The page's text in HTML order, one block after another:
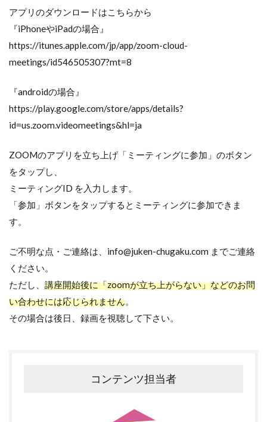
アプリのダウンロードはこちらから
『iPhoneやiPadの場合』
https://itunes.apple.com/jp/app/zoom-cloud-
meetings/id546505307?mt=8
『androidの場合』
https://play.google.com/store/apps/details?
id=us.zoom.videomeetings&hl=ja
ZOOMのアプリを立ち上げ「ミーティングに参加」のボタン
をタップし、
ミーティングID を入力します。
「参加」ボタンをタップするとミーティングに参加できま
す。
ご不明な点・ご連絡は、info@juken-chugaku.com までご連絡
ください。
ただし、 講座開始後に「zoomが立ち上がらない」などのお問
い合わせには応じられません。
その場合は後日、録画を視聴して下さい。
コンテンツ担当者